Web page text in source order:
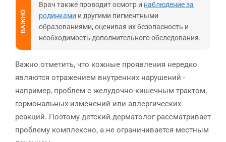
ВАЖНО
Врач также проводит осмотр и наблюдение за
родинками и другими пигментными
образованиями, оценивая их безопасность и
необходимость дополнительного обследования.
Важно отметить, что кожные проявления нередко
являются отражением внутренних нарушений -
например, проблем с желудочно-кишечным трактом,
гормональных изменений или аллергических
реакций. Поэтому детский дерматолог рассматривает
проблему комплексно, а не ограничивается местным